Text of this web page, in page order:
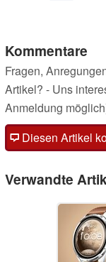
Kommentare
Fragen,
Artikel? - Uns
Anmeldung
Diesen Artikel
Verwandte